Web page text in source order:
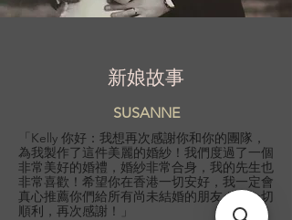
新娘故事
SUSANNE
「Kelly 你好：我想再次感謝你和你的團隊，
為我製作了這件美麗的婚紗！我們度過了一個
非常美好的婚禮，婚紗非常合身，我的先生也
非常喜歡！希望你在香港一切安好，我一定會
真心推薦你們給所有尚未結婚的朋友！祝一切
順利，再次感謝！」